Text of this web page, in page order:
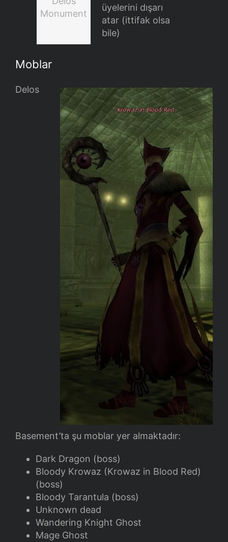
Monument
üyelerini dışarı
atar (ittifak olsa
bile)
Moblar
Delos
Basement’ta şu moblar yer almaktadır:
Dark Dragon (boss)
Bloody Krowaz (Krowaz in Blood Red)
(boss)
Bloody Tarantula (boss)
Unknown dead
Wandering Knight Ghost
Mage Ghost